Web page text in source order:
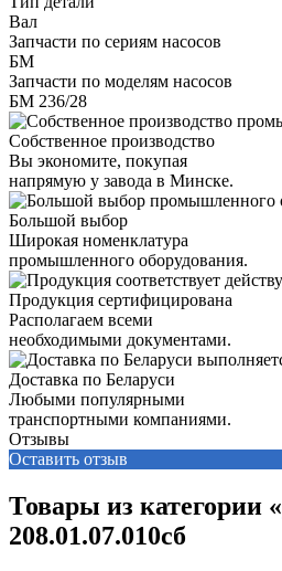
Вал
Запчасти по сериям насосов
БМ
Запчасти по моделям насосов
БМ 236/28
Собственное производство
Вы экономите, покупая
напрямую у завода в Минске.
Большой выбор
Широкая номенклатура
промышленного оборудования.
Продукция сертифицирована
Располагаем всеми
необходимыми документами.
Доставка по Беларуси
Любыми популярными
транспортными компаниями.
Отзывы
Оставить отзыв
Товары из категории «
208.01.07.010сб